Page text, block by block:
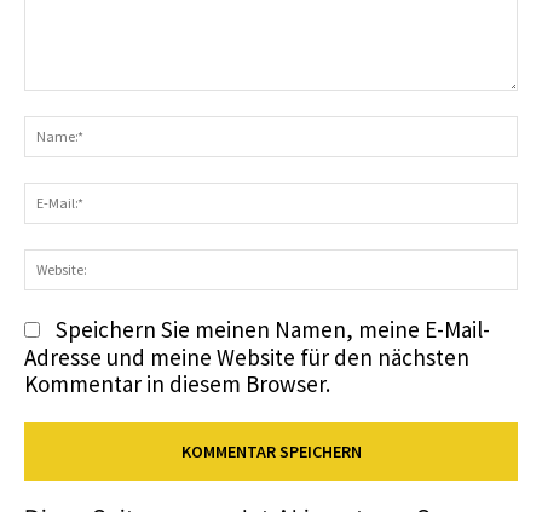
Speichern Sie meinen Namen, meine E-Mail-
Adresse und meine Website für den nächsten
Kommentar in diesem Browser.